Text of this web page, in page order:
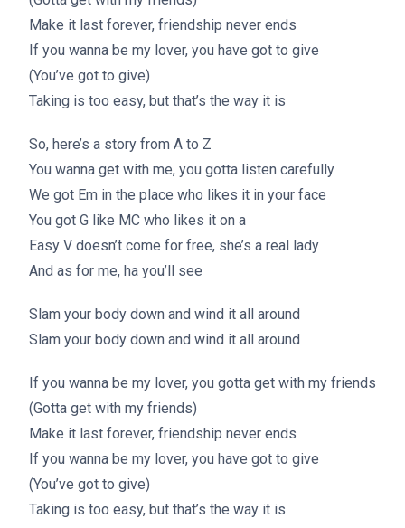
Make it last forever, friendship never ends
If you wanna be my lover, you have got to give
(You’ve got to give)
Taking is too easy, but that’s the way it is
So, here’s a story from A to Z
You wanna get with me, you gotta listen carefully
We got Em in the place who likes it in your face
You got G like MC who likes it on a
Easy V doesn’t come for free, she’s a real lady
And as for me, ha you’ll see
Slam your body down and wind it all around
Slam your body down and wind it all around
If you wanna be my lover, you gotta get with my friends
(Gotta get with my friends)
Make it last forever, friendship never ends
If you wanna be my lover, you have got to give
(You’ve got to give)
Taking is too easy, but that’s the way it is